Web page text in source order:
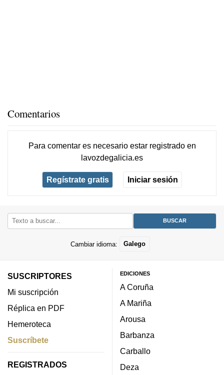
Comentarios
Para comentar es necesario estar registradoen
lavozdegalicia.es
Regístrate gratis Iniciar sesión
Cambiar idioma: Galego
SUSCRIPTORES
Mi suscripción
Réplica en PDF
Hemeroteca
Suscríbete
REGISTRADOS
EDICIONES
A Coruña
A Mariña
Arousa
Barbanza
Carballo
Deza